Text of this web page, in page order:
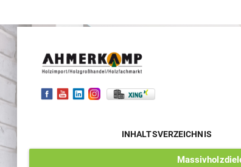
INHALTSVERZEICHNIS